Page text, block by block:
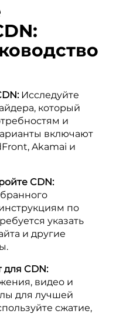
Исследуйте
который
и
включают
Akamai и
CDN:
по
указать
и другие
CDN:
видео и
для лучшей
сжатие,